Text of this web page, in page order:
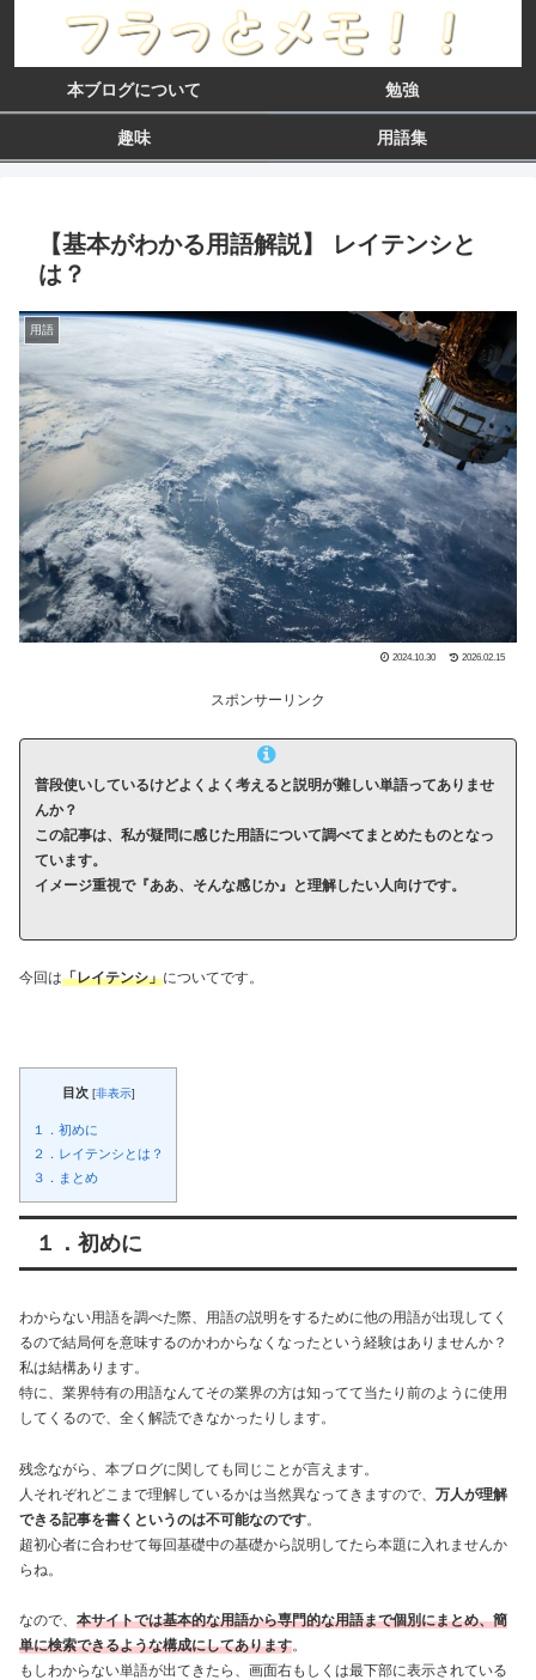
本ブログについて 勉強
趣味 用語集
【基本がわかる用語解説】 レイテンシと
は？
用語
2024.10.30 2026.02.15
スポンサーリンク
普段使いしているけどよくよく考えると説明が難しい単語ってありませ
んか？
この記事は、私が疑問に感じた用語について調べてまとめたものとなっ
ています。
イメージ重視で『ああ、そんな感じか』と理解したい人向けです。
今回は「レイテンシ」についてです。
目次 [非表示]
１．初めに
２．レイテンシとは？
３．まとめ
１．初めに
わからない用語を調べた際、用語の説明をするために他の用語が出現してく
るので結局何を意味するのかわからなくなったという経験はありませんか？
私は結構あります。
特に、業界特有の用語なんてその業界の方は知ってて当たり前のように使用
してくるので、全く解読できなかったりします。
残念ながら、本ブログに関しても同じことが言えます。
人それぞれどこまで理解しているかは当然異なってきますので、 万人が理解
できる記事を書くというのは不可能なのです。
超初心者に合わせて毎回基礎中の基礎から説明してたら本題に入れませんか
らね。
なので、 本サイトでは基本的な用語から専門的な用語まで個別にまとめ、簡
単に検索できるような構成にしてあります。
もしわからない単語が出てきたら、画面右もしくは最下部に表示されている